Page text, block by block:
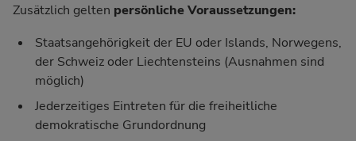
Zusätzlich gelten persönliche Voraussetzungen:
Staatsangehörigkeit der EU oder Islands, Norwegens,
der Schweiz oder Liechtensteins (Ausnahmen sind
möglich)
Jederzeitiges Eintreten für die freiheitliche
demokratische Grundordnung